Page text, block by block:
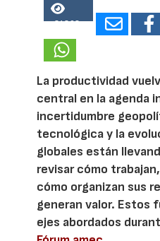
24802
La productividad
central en la agenda
incertidumbre
tecnológica y la
globales están
revisar cómo
cómo organizan sus
generan valor. Estos
ejes abordados